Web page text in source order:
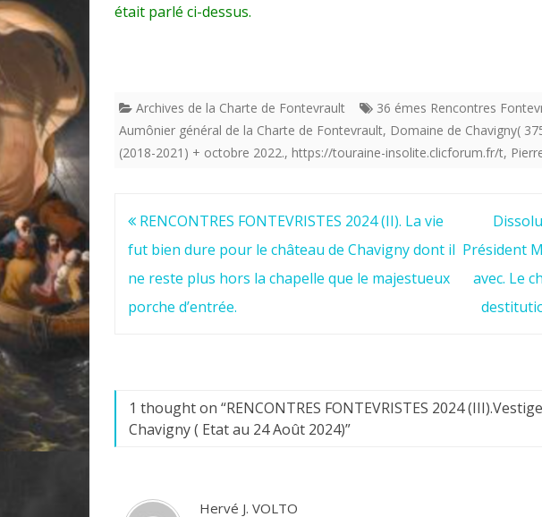
était parlé ci-dessus.
Archives de la Charte de Fontevrault 36 émes Rencontres
Aumônier général de la Charte de Fontevrault, Domaine de Chavigny(
(2018-2021) + octobre 2022., https://touraine-insolite.clicforum.fr/t,
Navigation
de
l’article
RENCONTRES FONTEVRISTES 2024 (II). La vie
fut bien dure pour le château de Chavigny dont il
ne reste plus hors la chapelle que le majestueux
porche d’entrée.
Président
avec. Le
1 thought on “RENCONTRES FONTEVRISTES 2024
Chavigny ( Etat au 24 Août 2024)”
Hervé J. VOLTO